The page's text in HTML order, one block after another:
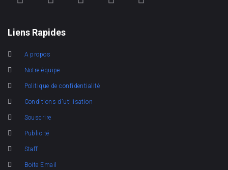
Liens Rapides
A propos
Notre équipe
Politique de confidentialité
Conditions d'utilisation
Souscrire
Publicité
Staff
Boite Email